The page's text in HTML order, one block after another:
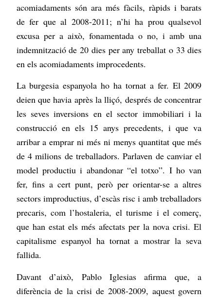
acomiadaments són ara més fàcils, ràpids i barats
de fer que al 2008-2011; n’hi ha prou qualsevol
excusa per a això, fonamentada o no, i amb una
indemnització de 20 dies per any treballat o 33 dies
en els acomiadaments improcedents.
La burgesia espanyola ho ha tornat a fer. El 2009
deien que havia après la lliçó, després de concentrar
les seves inversions en el sector immobiliari i la
construcció en els 15 anys precedents, i que va
arribar a emprar ni més ni menys quantitat que més
de 4 milions de treballadors. Parlaven de canviar el
model productiu i abandonar “el totxo”. I ho van
fer, fins a cert punt, però per orientar-se a altres
sectors improductius, d’escàs risc i amb treballadors
precaris, com l’hostaleria, el turisme i el comerç,
que han estat els més afectats per la nova crisi. El
capitalisme espanyol ha tornat a mostrar la seva
fallida.
Davant d’això, Pablo Iglesias afirma que, a
diferència de la crisi de 2008-2009, aquest govern